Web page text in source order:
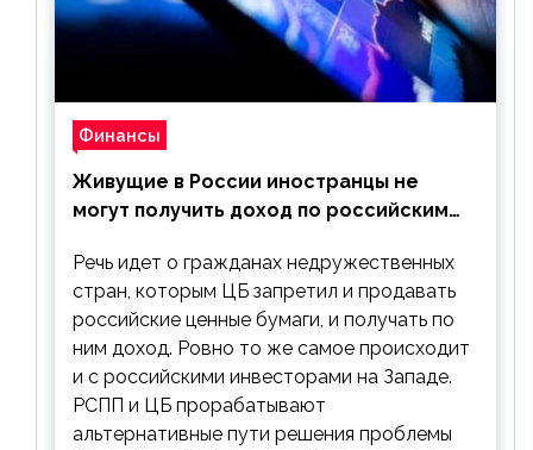
Финансы
Живущие в России иностранцы не
могут получить доход по российским
Речь идет о гражданах недружественных
стран, которым ЦБ запретил и продавать
российские ценные бумаги, и получать по
ним доход. Ровно то же самое происходит
и с российскими инвесторами на Западе.
РСПП и ЦБ прорабатывают
альтернативные пути решения проблемы